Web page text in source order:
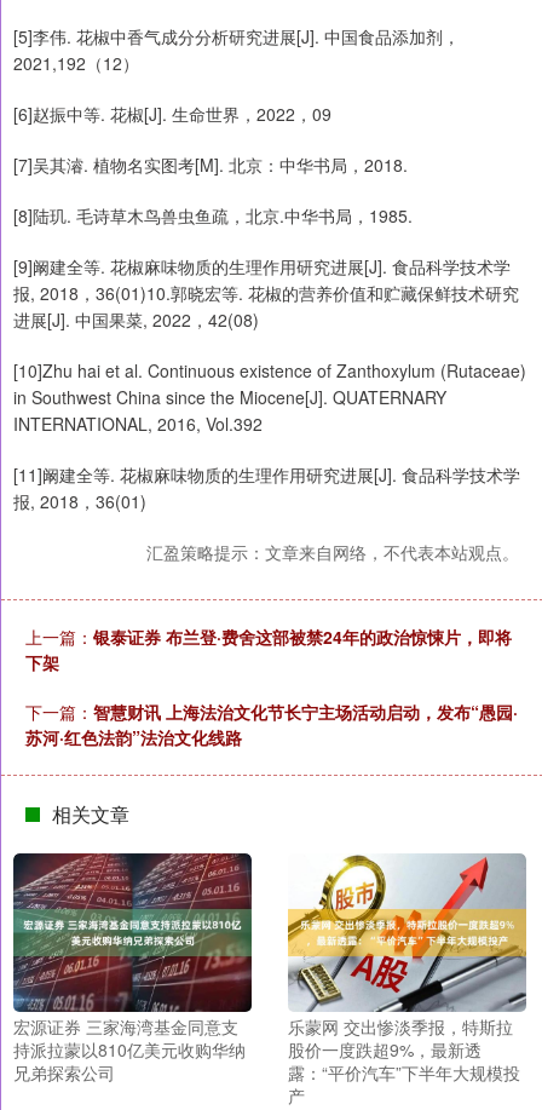
[5]李伟. 花椒中香气成分分析研究进展[J]. 中国食品添加剂，
2021,192（12）
[6]赵振中等. 花椒[J]. 生命世界，2022，09
[7]吴其濬. 植物名实图考[M]. 北京：中华书局，2018.
[8]陆玑. 毛诗草木鸟兽虫鱼疏，北京.中华书局，1985.
[9]阚建全等. 花椒麻味物质的生理作用研究进展[J]. 食品科学技术学
报, 2018，36(01)10.郭晓宏等. 花椒的营养价值和贮藏保鲜技术研究
进展[J]. 中国果菜, 2022，42(08)
[10]Zhu hai et al. Continuous existence of Zanthoxylum (Rutaceae)
in Southwest China since the Miocene[J]. QUATERNARY
INTERNATIONAL, 2016, Vol.392
[11]阚建全等. 花椒麻味物质的生理作用研究进展[J]. 食品科学技术学
报, 2018，36(01)
汇盈策略提示：文章来自网络，不代表本站观点。
上一篇： 银泰证券 布兰登·费舍这部被禁24年的政治惊悚片，即将
下架
下一篇： 智慧财讯 上海法治文化节长宁主场活动启动，发布“愚园·
苏河·红色法韵”法治文化线路
相关文章
宏源证券 三家海湾基金同意支
持派拉蒙以810亿美元收购华纳
兄弟探索公司
乐蒙网 交出惨淡季报，特斯拉
股价一度跌超9%，最新透
露：“平价汽车”下半年大规模投
产